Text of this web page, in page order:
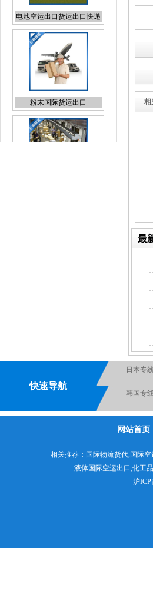
粉末国际货运出口
日本专线国际货代报价
液体国际快递
食品出口国际货运
相
最
快速导航
国际物流空
递
食品出
网站首页
相关推荐： 国际物流货代,国际
液体国际空运出口,化工
沪ICP